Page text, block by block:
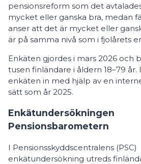
pensionsreform som det
mycket eller ganska bra, medan
anser att det är mycket eller
är på samma nivå som i fjolårets
Enkäten gjordes i mars 2026 och
tusen finländare i åldern 18–79 år.
enkäten in med hjälp av en
sätt som år 2025.
Enkätundersökningen
Pensionsbarometern
I Pensionsskyddscentralens (PSC)
enkätundersökning utreds